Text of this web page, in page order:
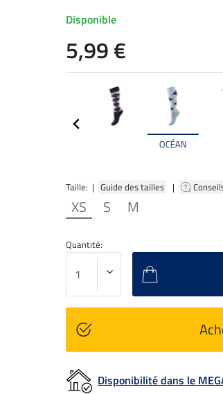
OCÉAN
Taille: | Guide des tailles |
XS S M
Disponible
5,99 €
Quantité:
Disponibilité dans le